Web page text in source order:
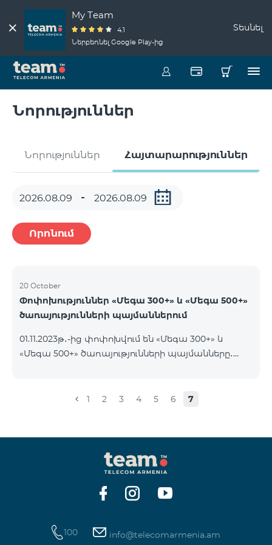
My Team
4.1
Ներբեռնել Google Play-ից
Տեսնել
Նորություններ
Նորություններ Հայտարարություններ
Որոնում
20 October
Փոփոխություններ «Մեգա 300+» և «Մեգա 500+»
ծառայությունների պայմաններում
01.11.2023թ․-ից փոփոխվում են «Մեգա 300+» և
«Մեգա 500+» ծառայությունների պայմանները․
չսպառված ինտերնետի մնացորդը չի զրոյանում
1 2 3 4 5 6 7
100 info@telecomarmenia.am